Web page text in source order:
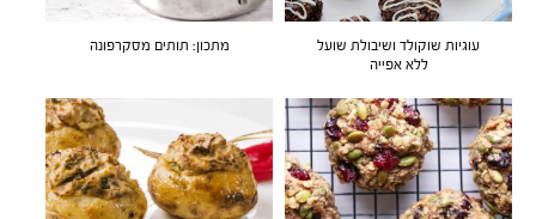
עוגיות שוקולד ושיבולת שועל
ללא אפייה
מתכון: תותים מסקרפונה